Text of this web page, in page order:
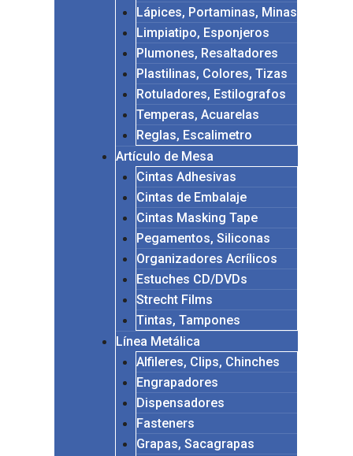
Lápices, Portaminas, Minas
Limpiatipo, Esponjeros
Plumones, Resaltadores
Plastilinas, Colores, Tizas
Rotuladores, Estilografos
Temperas, Acuarelas
Reglas, Escalimetro
Artículo de Mesa
Cintas Adhesivas
Cintas de Embalaje
Cintas Masking Tape
Pegamentos, Siliconas
Organizadores Acrílicos
Estuches CD/DVDs
Strecht Films
Tintas, Tampones
Línea Metálica
Alfileres, Clips, Chinches
Engrapadores
Dispensadores
Fasteners
Grapas, Sacagrapas